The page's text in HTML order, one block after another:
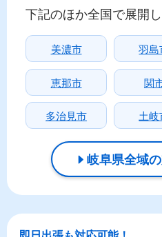
下記のほか全国で展開し
美濃市 羽島
恵那市 関
多治見市 土岐
岐阜県全域